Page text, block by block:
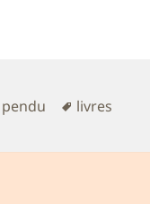
pendu
Mots-
livres